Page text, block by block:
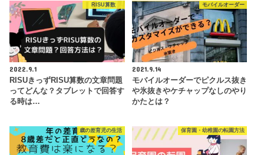
RISU算数
2022.9.1
RISUきっずRISU算数の文章問題
ってどんな？タブレットで回答す
る時は…
モバイルオーダー
2021.9.14
モバイルオーダーでピクルス抜き
や氷抜きやケチャップなしのやり
かたとは？
歳の差育児の生活 保育園・幼稚園の転園方法